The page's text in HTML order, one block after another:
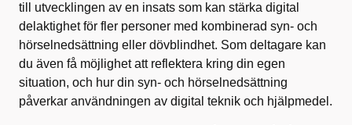
till utvecklingen av en insats som kan stärka digital
delaktighet för fler personer med kombinerad syn- och
hörselnedsättning eller dövblindhet. Som deltagare kan
du även få möjlighet att reflektera kring din egen
situation, och hur din syn- och hörselnedsättning
påverkar användningen av digital teknik och hjälpmedel.